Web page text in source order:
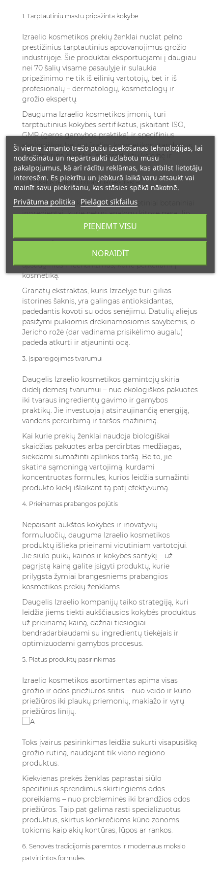
1. Tarptautiniu mastu pripažinta kokybė
Izraelio kosmetikos prekių ženklai nuolat pelno
prestižinius tarptautinius apdovanojimus grožio
industrijoje. Šie produktai eksportuojami į daugiau
nei 70 šalių visame pasaulyje ir sulaukia
pripažinimo ne tik iš eilinių vartotojų, bet ir iš
profesionalų – dermatologų, kosmetologų ir
grožio ekspertų.
Dauguma Izraelio kosmetikos įmonių turi
tarptautinius kokybės sertifikatus, įskaitant ISO,
GMP (geros gamybos praktika) ir specifinius
ekologiškos bei natūralios kosmetikos standartus.
Tai užtikrina aukščiausią produktų kokybę ir
saugumą.
2. Unikalūs regiono botaniniai ekstraktai
Izraelio kosmetikoje naudojami vietiniai botaniniai
ingredientai, kurie neturi analogų kitose pasaulio
dalyse. Alavijų, datulių, alyvuogių ir dykumos
augalų ekstraktai suteikia produktams išskirtinių
klimato sąlygomis, todėl išvystė unikalius
apsauginius mechanizmus, kurie perkeliami į
kosmetiką.
Granatų ekstraktas, kuris Izraelyje turi gilias
istorines šaknis, yra galingas antioksidantas,
padedantis kovoti su odos senėjimu. Datulių aliejus
pasižymi puikiomis drėkinamosiomis savybėmis, o
Jericho rožė (dar vadinama prisikėlimo augalu)
padeda atkurti ir atjauninti odą.
3. Įsipareigojimas tvarumui
Daugelis Izraelio kosmetikos gamintojų skiria
didelį dėmesį tvarumui – nuo ekologiškos pakuotės
iki tvaraus ingredientų gavimo ir gamybos
praktikų. Jie investuoja į atsinaujinančią energiją,
vandens perdirbimą ir taršos mažinimą.
Kai kurie prekių ženklai naudoja biologiškai
skaidžias pakuotes arba perdirbtas medžiagas,
siekdami sumažinti aplinkos taršą. Be to, jie
skatina sąmoningą vartojimą, kurdami
koncentruotas formules, kurios leidžia sumažinti
produkto kiekį išlaikant tą patį efektyvumą.
4. Prieinamas prabangos pojūtis
Nepaisant aukštos kokybės ir inovatyvių
formuluočių, dauguma Izraelio kosmetikos
produktų išlieka prieinami vidutiniam vartotojui.
Jie siūlo puikų kainos ir kokybės santykį – už
pagrįstą kainą galite įsigyti produktų, kurie
prilygsta žymiai brangesniems prabangios
kosmetikos prekių ženklams.
Daugelis Izraelio kompanijų taiko strategiją, kuri
leidžia jiems tiekti aukščiausios kokybės produktus
už prieinamą kainą, dažnai tiesiogiai
bendradarbiaudami su ingredientų tiekėjais ir
optimizuodami gamybos procesus.
5. Platus produktų pasirinkimas
Izraelio kosmetikos asortimentas apima visas
grožio ir odos priežiūros sritis – nuo veido ir kūno
priežiūros iki plaukų priemonių, makiažo ir vyrų
priežiūros linijų.
Toks įvairus pasirinkimas leidžia sukurti visapusišką
grožio rutiną, naudojant tik vieno regiono
produktus.
Kiekvienas prekės ženklas paprastai siūlo
specifinius sprendimus skirtingiems odos
poreikiams – nuo probleminės iki brandžios odos
priežiūros. Taip pat galima rasti specializuotus
produktus, skirtus konkrečioms kūno zonoms,
tokioms kaip akių kontūras, lūpos ar rankos.
6. Senovės tradicijomis paremtos ir modernaus mokslo
patvirtintos formulės
Šī vietne izmanto trešo pušu izsekošanas tehnoloģijas, lai
nodrošinātu un nepārtraukti uzlabotu mūsu
pakalpojumus, kā arī rādītu reklāmas, kas atbilst lietotāju
interesēm. Es piekrītu un jebkurā laikā varu atsaukt vai
mainīt savu piekrišanu, kas stāsies spēkā nākotnē.
Privātuma politika Pielāgot sīkfailus
NORAIDĪT
PIEŅEMT VISU